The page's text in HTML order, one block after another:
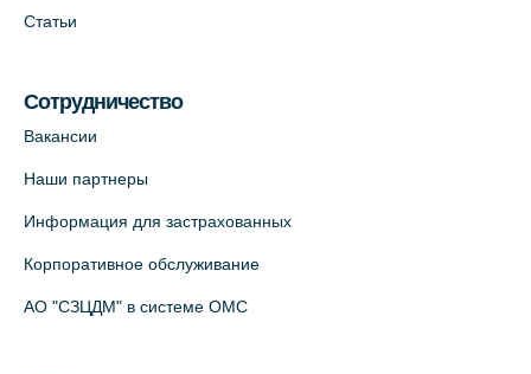
Статьи
Сотрудничество
Вакансии
Наши партнеры
Информация для застрахованных
Корпоративное обслуживание
АО "СЗЦДМ" в системе ОМС